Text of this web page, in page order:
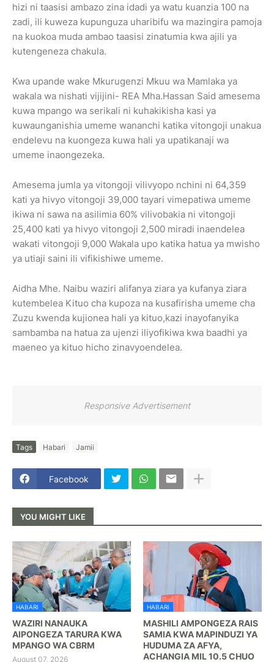
hizi ni taasisi ambazo zina idadi ya watu kuanzia 100 na
zadi, ili kuweza kupunguza uharibifu wa mazingira pamoja
na kuokoa muda ambao taasisi zinatumia kwa ajili ya
kutengeneza chakula.
Kwa upande wake Mkurugenzi Mkuu wa Mamlaka ya
wakala wa nishati vijijini- REA Mha.Hassan Said amesema
kuwa mpango wa serikali ni kuhakikisha kasi ya
kuwaunganishia umeme wananchi katika vitongoji unakua
endelevu na kuongeza kuwa hali ya upatikanaji wa
umeme inaongezeka.
Amesema jumla ya vitongoji vilivyopo nchini ni 64,359
kati ya hivyo vitongoji 39,000 tayari vimepatiwa umeme
ikiwa ni sawa na asilimia 60% vilivobakia ni vitongoji
25,400 kati ya hivyo vitongoji 2,500 miradi inaendelea
wakati vitongoji 9,000 Wakala upo katika hatua ya mwisho
ya utiaji saini ili vifikishiwe umeme.
Aidha Mhe. Naibu waziri alifanya ziara ya kufanya ziara
kutembelea Kituo cha kupoza na kusafirisha umeme cha
Zuzu kwenda kujionea hali ya kituo,kazi inayofanyika
sambamba na hatua za ujenzi iliyofikiwa kwa baadhi ya
maeneo ya kituo hicho zinavyoendelea.
Responsive Advertisement
Tags Habari Jamii
Facebook
YOU MIGHT LIKE
HABARI
WAZIRI NANAUKA
AIPONGEZA TARURA KWA
MPANGO WA CBRM
August 07, 2026
HABARI
MASHILI AMPONGEZA RAIS
SAMIA KWA MAPINDUZI YA
HUDUMA ZA AFYA,
ACHANGIA MIL 10.5 CHUO